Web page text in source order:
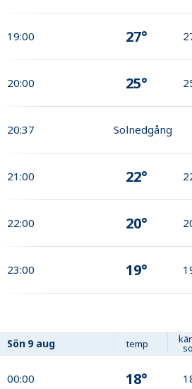
19:00 27°
20:00 25°
20:37 Solnedgång
21:00 22°
22:00 20°
23:00 19°
Sön 9 aug temp
00:00 18°